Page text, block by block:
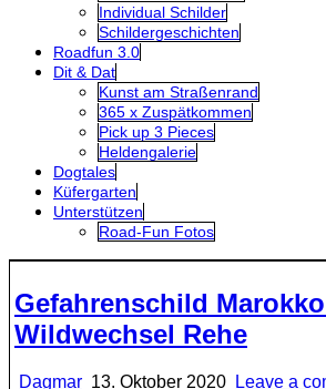
Individual Schilder
Schildergeschichten
Roadfun 3.0
Dit & Dat
Kunst am Straßenrand
365 x Zuspätkommen
Pick up 3 Pieces
Heldengalerie
Dogtales
Küfergarten
Unterstützen
Road-Fun Fotos
Gefahrenschild
Wildwechsel Rehe
Dagmar 13. Oktober 2020 Leave a